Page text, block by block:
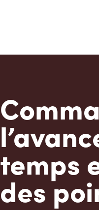
temps
des